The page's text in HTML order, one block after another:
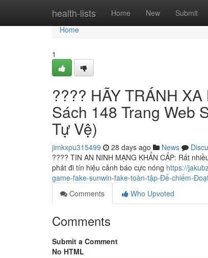
health-lists Home New Submit
Home
Home
1
???? HÃY TRÁNH
Sách 148 Trang Web
Tự Vệ)
jimkxpu315499 28 days ago News
???? TIN AN NINH MẠNG KHẨN CẤP: Rất
phát đi tín hiệu cảnh báo cực nóng https://
game-fake-sunwin-fake-toàn-tập-Để-chiếm-
Comments
Who Upvoted
Comments
Submit a Comment
No HTML